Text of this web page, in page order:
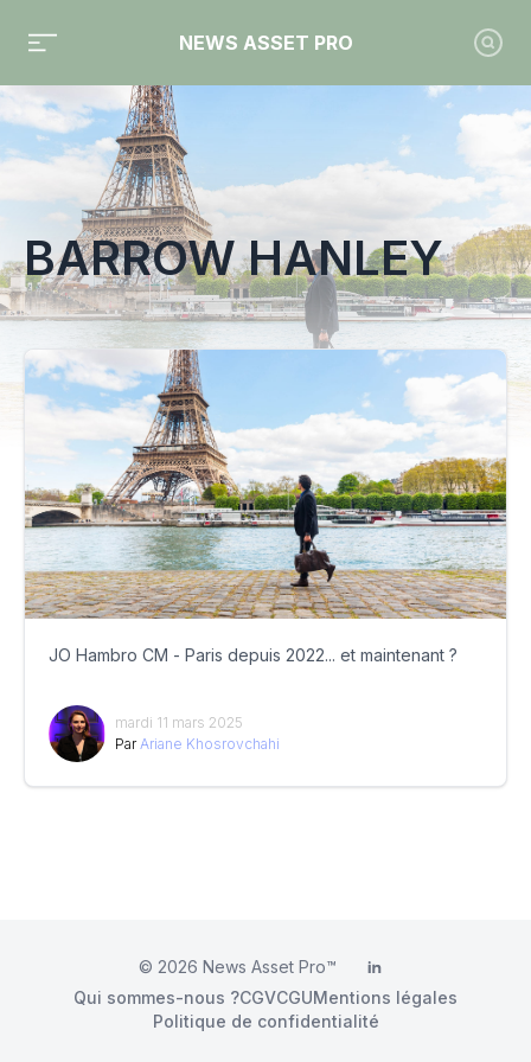
NEWS ASSET PRO
Toute l'actualité sur le tag "Barrow Hanley"
BARROW HANLEY
JO Hambro CM - Paris depuis 2022... et maintenant ?
mardi 11 mars 2025
Par Ariane Khosrovchahi
© 2026 News Asset Pro™ LinkedIn
Qui sommes-nous ?CGVCGUMentions légales
Politique de confidentialité